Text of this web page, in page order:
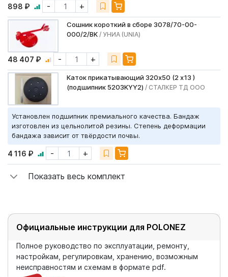
898 ₽ - +
Сошник короткий в сборе 3078/70-00-
000/2/BK / УНИА (UNIA)
48 407 ₽ - +
Каток прикатывающий 320х50 (2 х13 )
(подшипник 5203KYY2) / СТАЛКЕР ТД ООО
Установлен подшипник премиального качества. Бандаж
изготовлен из цельнолитой резины. Степень деформации
бандажа зависит от твёрдости почвы.
4 116 ₽ - +
Показать весь комплект
Официальные инструкции для POLONEZ
Полное руководство по эксплуатации, ремонту,
настройкам, регулировкам, хранению, возможным
неисправностям и схемам в формате pdf.